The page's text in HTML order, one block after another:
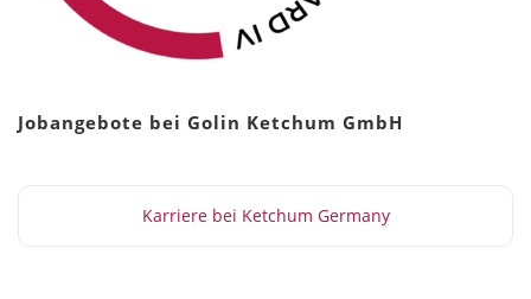
Jobangebote bei Golin Ketchum GmbH
Karriere bei Ketchum Germany